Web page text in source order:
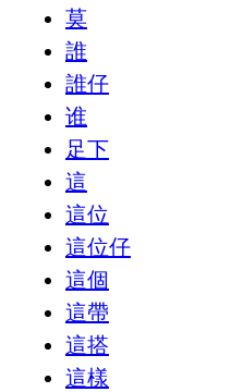
莫
誰
誰仔
谁
足下
這
這位
這位仔
這個
這帶
這搭
這樣